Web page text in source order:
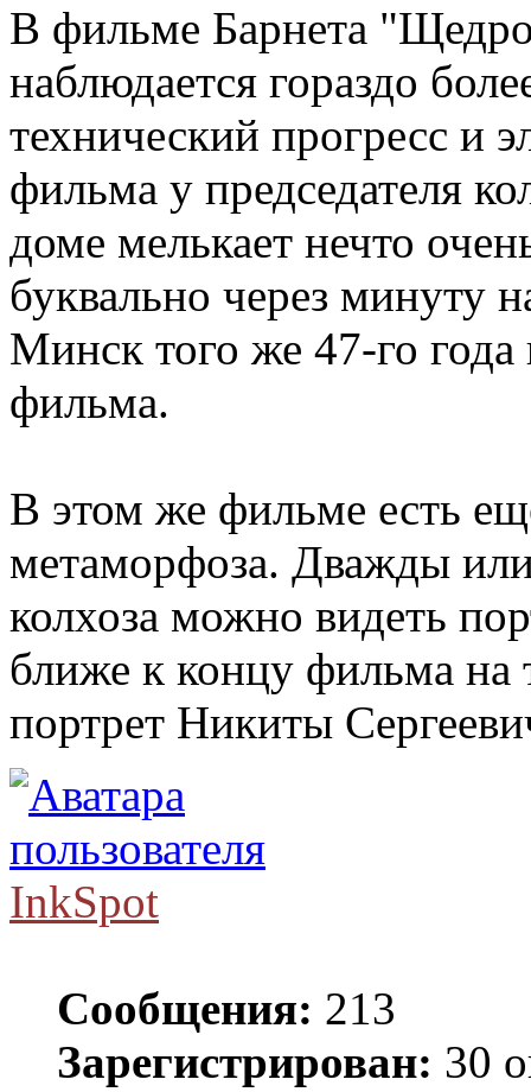
В фильме Барнета
наблюдается гораздо
технический прогресс и
фильма у председателя
доме мелькает нечто
буквально через минуту
Минск того же 47-го
фильма.
В этом же фильме есть
метаморфоза. Дважды
колхоза можно видеть
ближе к концу фильма на
портрет Никиты
InkSpot
Сообщения: 213
Зарегистрирован: 30